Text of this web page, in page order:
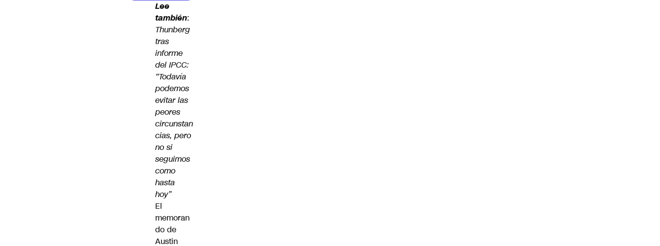
Lee
también:
Thunberg
tras
informe
del IPCC:
“Todavía
podemos
evitar las
peores
circunstan
cias, pero
no si
seguimos
como
hasta
hoy”
El
memoran
do de
Austin